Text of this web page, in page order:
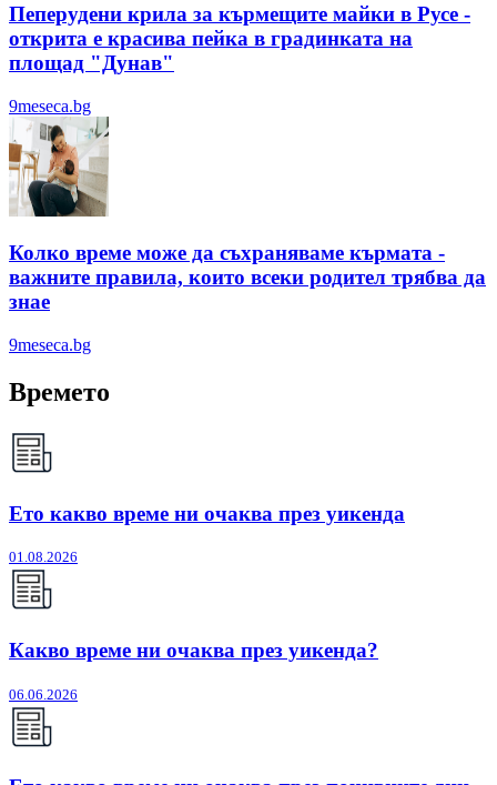
Пеперудени крила за кърмещите майки в Русе -
открита е красива пейка в градинката на
площад "Дунав"
9meseca.bg
Колко време може да съхраняваме кърмата -
важните правила, които всеки родител трябва да
знае
9meseca.bg
Времето
Ето какво време ни очаква през уикенда
01.08.2026
Какво време ни очаква през уикенда?
06.06.2026